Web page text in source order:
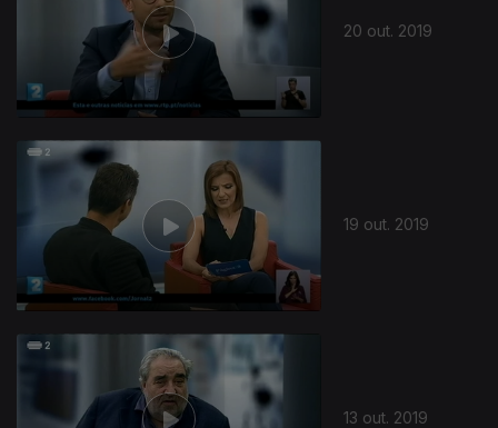
20 out. 2019
19 out. 2019
13 out. 2019